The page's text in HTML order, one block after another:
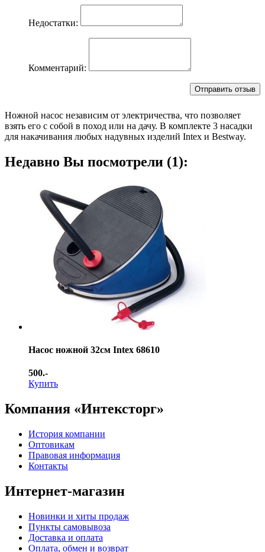
Недостатки:
Комментарий:
Ножной насос независим от электричества, что позволяет
взять его с собой в поход или на дачу. В комплекте 3 насадки
для накачивания любых надувных изделий Intex и Bestway.
Недавно Вы посмотрели (1):
Насос ножной 32см Intex 68610
500.-
Купить
Компания «Интексторг»
История компании
Оптовикам
Правовая информация
Контакты
Интернет-магазин
Новинки и хиты продаж
Пункты самовывоза
Доставка и оплата
Оплата, обмен и возврат